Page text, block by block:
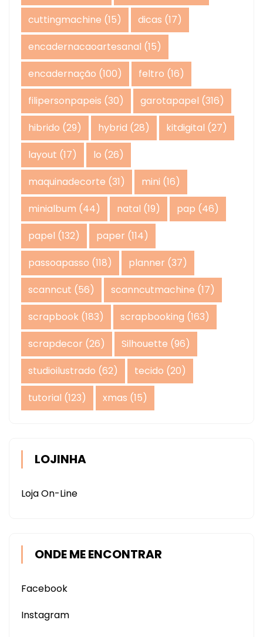
cuttingmachine (15) dicas (17)
encadernacaoartesanal (15)
encadernação (100) feltro (16)
filipersonpapeis (30) garotapapel (316)
hibrido (29) hybrid (28) kitdigital (27)
layout (17) lo (26)
maquinadecorte (31) mini (16)
minialbum (44) natal (19) pap (46)
papel (132) paper (114)
passoapasso (118) planner (37)
scanncut (56) scanncutmachine (17)
scrapbook (183) scrapbooking (163)
scrapdecor (26) Silhouette (96)
studioilustrado (62) tecido (20)
tutorial (123) xmas (15)
LOJINHA
Loja On-Line
ONDE ME ENCONTRAR
Facebook
Instagram